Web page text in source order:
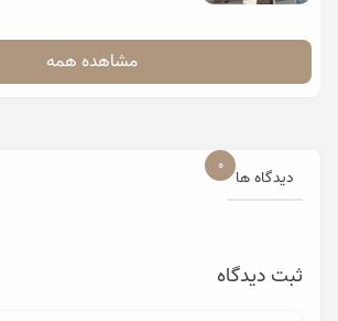
مشاهده همه
دیدگاه ها
0
ثبت دیدگاه